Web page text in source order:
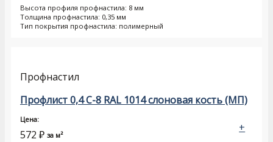
Высота профиля профнастила: 8 мм
Толщина профнастила: 0,35 мм
Тип покрытия профнастила: полимерный
Профнастил
Профлист 0,4 С-8 RAL 1014 слоновая кость (МП)
Цена:
572 ₽ за м²
+